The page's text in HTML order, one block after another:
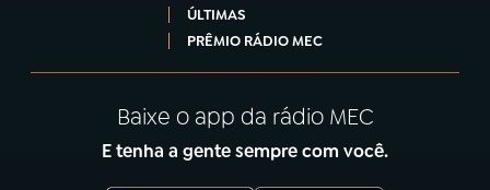
ÚLTIMAS
PRÊMIO RÁDIO MEC
Baixe o app da rádio MEC
E tenha a gente sempre com você.